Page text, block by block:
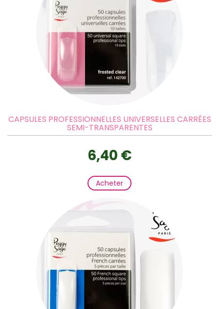
CAPSULES PROFESSIONNELLES UNIVERSELLES CARRÉES
SEMI-TRANSPARENTES
6,40 €
Acheter